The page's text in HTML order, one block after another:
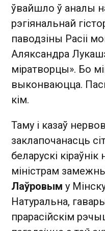
ўвайшло ў аналы
рэгіянальнай
паводзіны Расіі
Аляксандра
міратворцы». Бо
выконваюцца.
кім.
Таму і казаў
заклапочанасць
беларускі
міністрам
Лаўровым у
Натуральна,
прарасійскім